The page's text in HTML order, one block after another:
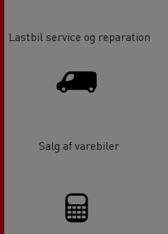
Lastbil service og reparation
Salg af varebiler